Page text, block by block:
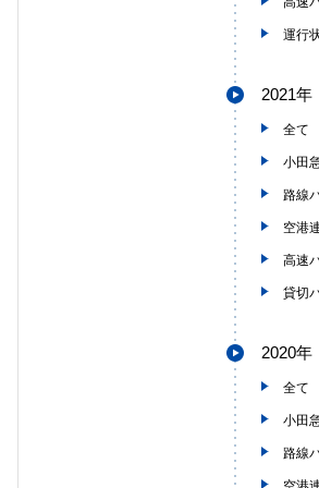
運行
2021年
全て
小田
路線
空港
高速
貸切
2020年
全て
小田
路線